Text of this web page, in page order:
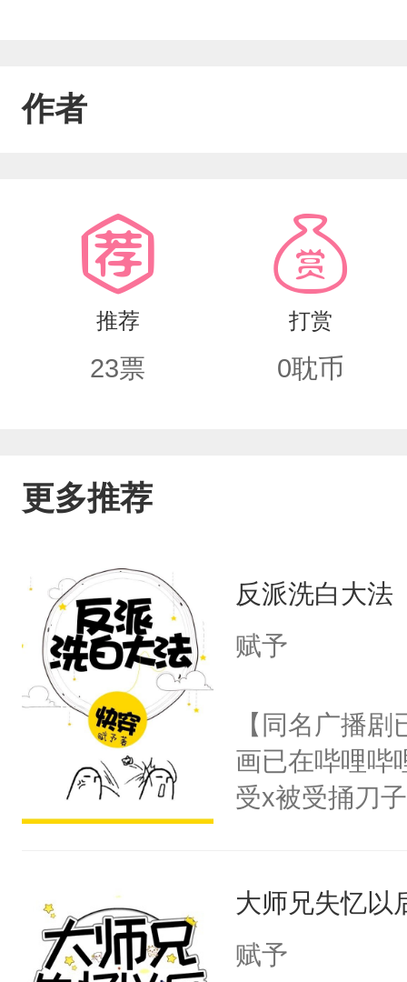
作者
推荐
23票
打赏
0耽币
更多推荐
反派洗白大法
赋予
【同名广播
画已在哔哩哔
受x被受捅刀
病，一个个的
上了还是无动
大师兄失忆以
赋予